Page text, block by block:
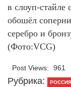
в слоуп-стайле
обошёл
серебро и
(Фото:VCG)
Post Views: 961
Рубрика: